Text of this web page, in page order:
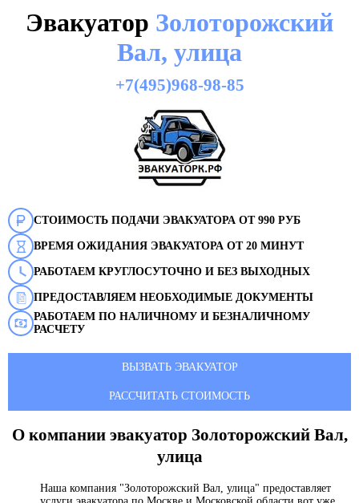
Эвакуатор Золоторожский
Вал, улица
+7(495)968-98-85
СТОИМОСТЬ ПОДАЧИ ЭВАКУАТОРА ОТ 990 РУБ
ВРЕМЯ ОЖИДАНИЯ ЭВАКУАТОРА ОТ 20 МИНУТ
РАБОТАЕМ КРУГЛОСУТОЧНО И БЕЗ ВЫХОДНЫХ
ПРЕДОСТАВЛЯЕМ НЕОБХОДИМЫЕ ДОКУМЕНТЫ
РАБОТАЕМ ПО НАЛИЧНОМУ И БЕЗНАЛИЧНОМУ
РАСЧЕТУ
ВЫЗВАТЬ ЭВАКУАТОР
РАССЧИТАТЬ СТОИМОСТЬ
О компании эвакуатор Золоторожский Вал,
улица
Наша компания "Золоторожский Вал, улица" предоставляет